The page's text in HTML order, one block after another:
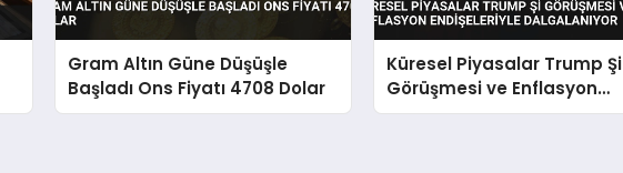
Gram Altın Güne Düşüşle
Başladı Ons Fiyatı 4708 Dolar
Küresel Piyasalar Trump Şi
Görüşmesi ve Enflasyon
Endişeleriyle Dalgalanıyor